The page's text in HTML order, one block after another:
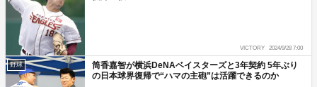
VICTORY 2024/9/28 7:00
野球
筒香嘉智が横浜DeNAベイスターズと3年契約 5年ぶり
の日本球界復帰で“ハマの主砲”は活躍できるのか